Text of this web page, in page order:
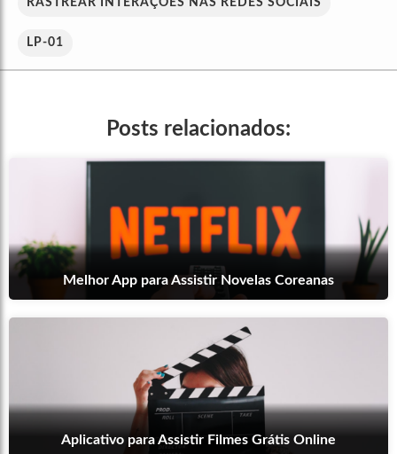
RASTREAR INTERAÇÕES NAS REDES SOCIAIS
LP-01
Posts relacionados:
Melhor App para Assistir Novelas Coreanas
Aplicativo para Assistir Filmes Grátis Online